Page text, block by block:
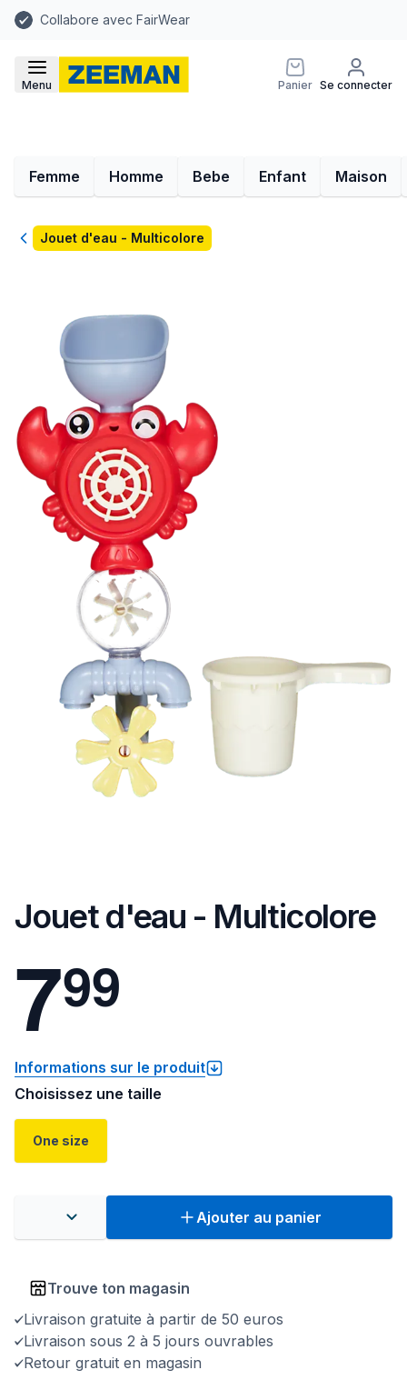
Collabore avec FairWear
Menu Panier Se connecter
Femme Homme Bebe Enfant Maison
RetourJouet d'eau - Multicolore
Jouet d'eau - Multicolore
799
Informations sur le produit
Choisissez une taille
One size
Ajouter au panier
Trouve ton magasin
Livraison gratuite à partir de 50 euros
Livraison sous 2 à 5 jours ouvrables
Retour gratuit en magasin